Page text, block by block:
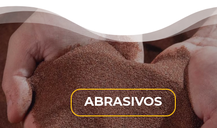
ABRASIVOS